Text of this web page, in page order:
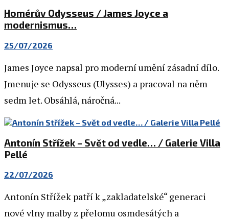
Homérův Odysseus / James Joyce a
modernismus…
25/07/2026
James Joyce napsal pro moderní umění zásadní dílo.
Jmenuje se Odysseus (Ulysses) a pracoval na něm
sedm let. Obsáhlá, náročná...
Antonín Střížek – Svět od vedle… / Galerie Villa
Pellé
22/07/2026
Antonín Střížek patří k „zakladatelské“ generaci
nové vlny malby z přelomu osmdesátých a